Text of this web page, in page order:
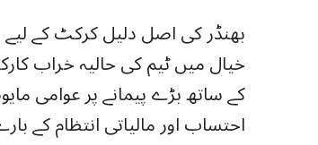
بھنڈر کی اصل دلیل کرکٹ کے
خیال میں ٹیم کی حالیہ خراب
کے ساتھ بڑے پیمانے پر عوامی
احتساب اور مالیاتی انتظام کے